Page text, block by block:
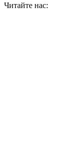
Читайте нас: